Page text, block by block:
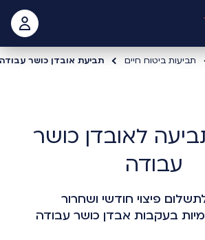
תביעות ביטוח חיים תביעת אובדן כושר עבודה
לאובדן כושר
עבודה
פיצוי חודשי ושחרור
בעקבות אבדן כושר עבודה